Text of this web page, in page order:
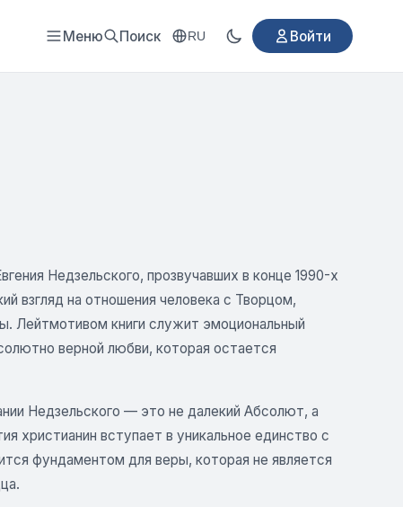
Меню Поиск RU Войти
Недзельского, прозвучавших в конце 1990-х
взгляд на отношения человека с Творцом,
Лейтмотивом книги служит эмоциональный
верной любви, которая остается
Недзельского — это не далекий Абсолют, а
христианин вступает в уникальное единство с
фундаментом для веры, которая не является